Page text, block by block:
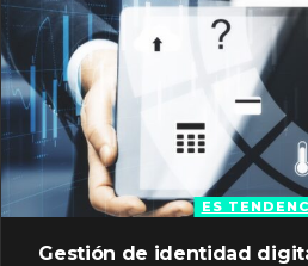
ES
Gestión de identidad